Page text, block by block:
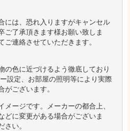
には、恐れ入りますがキャンセル
ご了承頂きます様お願い致しま
連絡させていただきます。
の色に近づけるよう徹底しており
設定、お部屋の照明等により実際
ございます。
ージです。メーカーの都合上、
どに変更がある場合がございま
い。